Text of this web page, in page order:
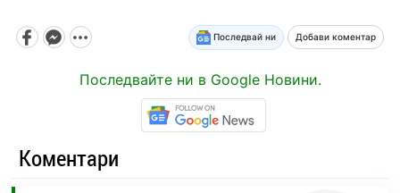
Последвай ни Добави коментар
Последвайте ни в Google Новини.
Коментари